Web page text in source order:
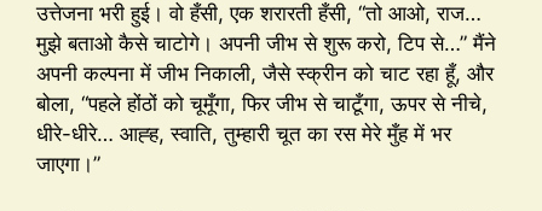
उत्तेजना भरी हुई। वो हँसी, एक शरारती हँसी, “तो आओ, राज…
मुझे बताओ कैसे चाटोगे। अपनी जीभ से शुरू करो, टिप से…” मैंने
अपनी कल्पना में जीभ निकाली, जैसे स्क्रीन को चाट रहा हूँ, और
बोला, “पहले होंठों को चूमूँगा, फिर जीभ से चाटूँगा, ऊपर से नीचे,
धीरे-धीरे… आह्ह, स्वाति, तुम्हारी चूत का रस मेरे मुँह में भर
जाएगा।”